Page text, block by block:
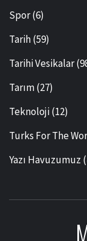
Spor(6)
Tarih(59)
Tarihi Vesikalar
Tarım(27)
Teknoloji(12)
Turks For The
Yazı Havuzumuz